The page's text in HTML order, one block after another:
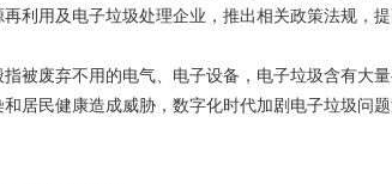
利用及电子垃圾处理企业，推出相关政策法规，
废弃不用的电气、电子设备，电子垃圾含有大
居民健康造成威胁，数字化时代加剧电子垃圾问